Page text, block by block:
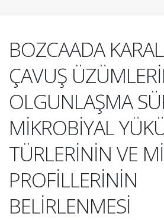
BOZCAADA
ÇAVUŞ
OLGUNLAŞMA
MİKROBİYAL
TÜRLERİNİN VE
PROFİLLERİNİN
BELİRLENMESİ